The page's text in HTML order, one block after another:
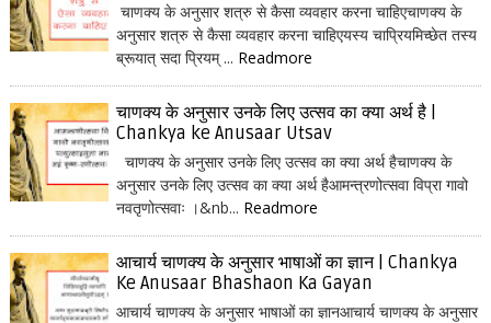
चाणक्य के अनुसार शत्रु से कैसा व्यवहार करना चाहिएचाणक्य के
अनुसार शत्रु से कैसा व्यवहार करना चाहिएयस्य चाप्रियमिच्छेत तस्य
ब्रूयात् सदा प्रियम् ... Readmore
चाणक्य के अनुसार उनके लिए उत्सव का क्या अर्थ है |
Chankya ke Anusaar Utsav
चाणक्य के अनुसार उनके लिए उत्सव का क्या अर्थ हैचाणक्य के
अनुसार उनके लिए उत्सव का क्या अर्थ हैआमन्त्रणोत्सवा विप्रा गावो
नवतृणोत्सवाः ।&nb... Readmore
आचार्य चाणक्य के अनुसार भाषाओं का ज्ञान | Chankya
Ke Anusaar Bhashaon Ka Gayan
आचार्य चाणक्य के अनुसार भाषाओं का ज्ञानआचार्य चाणक्य के अनुसार